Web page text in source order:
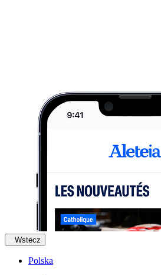
Wstecz
Polska